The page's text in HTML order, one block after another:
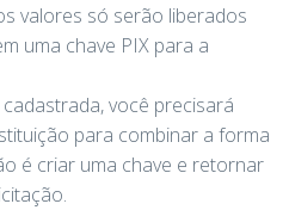
valores só serão liberados
uma chave PIX para a
você precisará
para combinar a forma
é criar uma chave e retornar